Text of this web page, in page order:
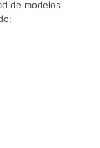
de modelos